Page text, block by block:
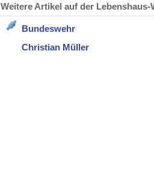
Weitere Artikel auf der
Bundeswehr
Christian Müller